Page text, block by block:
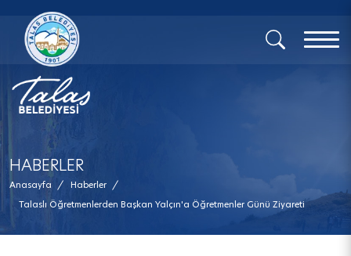
x
HABERLER
Anasayfa / Haberler /
Talaslı Öğretmenlerden Başkan Yalçın'a Öğretmenler Günü Ziyareti